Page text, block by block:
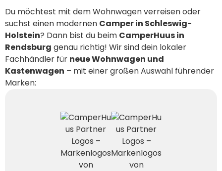
Du möchtest mit dem Wohnwagen verreisen oder
suchst einen modernen Camper in Schleswig-
Holstein? Dann bist du beim CamperHuusin
Rendsburg genau richtig! Wir sind dein lokaler
Fachhändler für neue Wohnwagen und
Kastenwagen – mit einer großen Auswahl führender
Marken: